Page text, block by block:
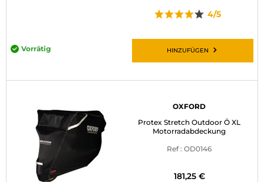
4/5
Vorrätig HINZUFÜGEN
OXFORD
Protex Stretch Outdoor Ö XL
Motorradabdeckung
Ref : OD0146
181,25 €